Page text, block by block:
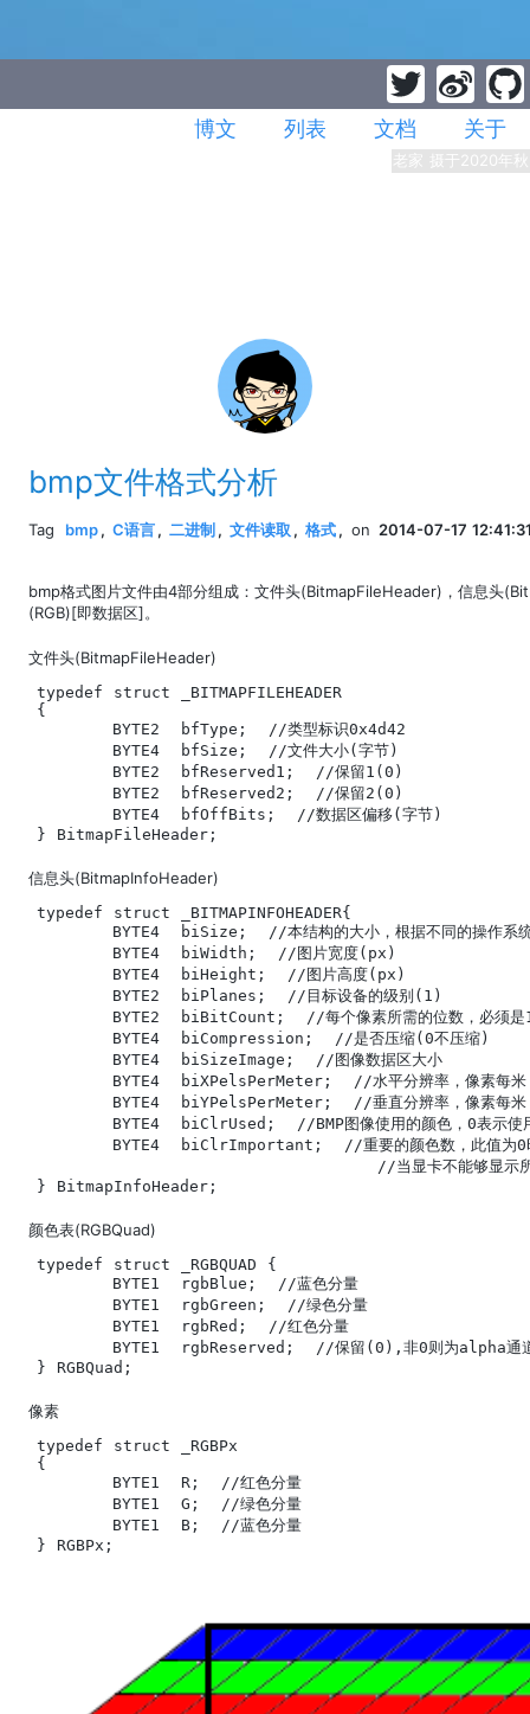
博文 列表 文档 关于
老家 摄于2020年秋
bmp文件格式分析
Tag bmp, C语言, 二进制 , 文件读取 , 格式, on 2014-07-17
bmp格式图片文件由4部分组成：文件头(BitmapFileHeader)，信息头
(RGB)[即数据区]。
文件头(BitmapFileHeader)
typedef struct _BITMAPFILEHEADER
{
} BitmapFileHeader;
信息头(BitmapInfoHeader)
typedef struct _BITMAPINFOHEADER{
//当显卡不能够显示所有颜色时，此值
} BitmapInfoHeader;
颜色表(RGBQuad)
typedef struct _RGBQUAD {
} RGBQuad;
像素
typedef struct _RGBPx
{
} RGBPx;